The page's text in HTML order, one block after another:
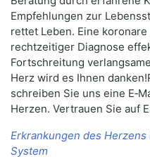
Empfehlungen zur
rettet Leben. Eine
rechtzeitiger Diagnose
Fortschreitung
Herz wird es Ihnen
schreiben Sie uns eine
Herzen. Vertrauen Sie auf
Erkrankungen des
System